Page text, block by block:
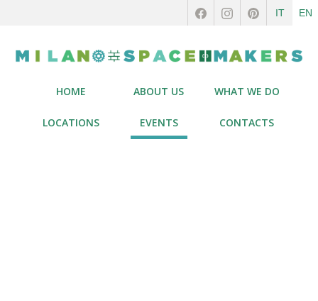
IT EN
HOME ABOUT US WHAT WE DO
LOCATIONS EVENTS CONTACTS